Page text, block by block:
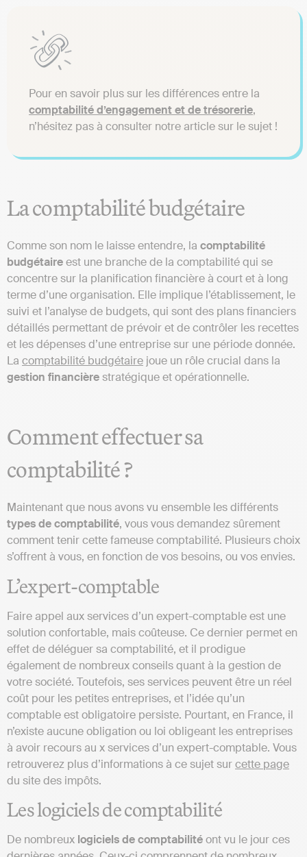
Pour en savoir plus sur les différences entre la
comptabilité d’engagement et de trésorerie,
n’hésitez pas à consulter notre article sur le sujet !
La comptabilité budgétaire
Comme son nom le laisse entendre, la comptabilité
budgétaireest une branche de la comptabilité qui se
concentre sur la planification financière à court et à long
terme d’une organisation. Elle implique l’établissement, le
suivi et l’analyse de budgets, qui sont des plans financiers
détaillés permettant de prévoir et de contrôler les recettes
et les dépenses d’une entreprise sur une période donnée.
La comptabilité budgétaire joue un rôle crucial dans la
gestion financièrestratégique et opérationnelle.
Comment effectuer sa
comptabilité ?
Maintenant que nous avons vu ensemble les différents
types de comptabilité, vous vous demandez sûrement
comment tenir cette fameuse comptabilité. Plusieurs choix
s’offrent à vous, en fonction de vos besoins, ou vos envies.
L’expert-comptable
Faire appel aux services d’un expert-comptable est une
solution confortable, mais coûteuse. Ce dernier permet en
effet de déléguer sa comptabilité, et il prodigue
également de nombreux conseils quant à la gestion de
votre société. Toutefois, ses services peuvent être un réel
coût pour les petites entreprises, et l’idée qu’un
comptable est obligatoire persiste. Pourtant, en France, il
n’existe aucune obligation ou loi obligeant les entreprises
à avoir recours au x services d’un expert-comptable. Vous
retrouverez plus d’informations à ce sujet surcette page
du site des impôts.
Les logiciels de comptabilité
De nombreux logiciels de comptabilitéont vu le jour ces